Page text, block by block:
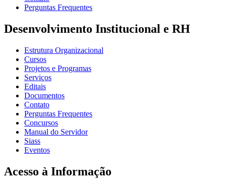
Perguntas Frequentes
Desenvolvimento Institucional e RH
Estrutura Organizacional
Cursos
Projetos e Programas
Serviços
Editais
Documentos
Contato
Perguntas Frequentes
Concursos
Manual do Servidor
Siass
Eventos
Acesso à Informação